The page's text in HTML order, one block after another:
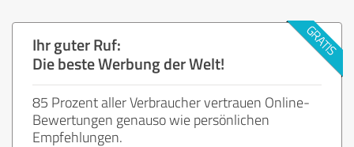
Ihr guter Ruf:
Die beste Werbung der Welt!
85 Prozent aller Verbraucher vertrauen Online-
Bewertungen genauso wie persönlichen
Empfehlungen.